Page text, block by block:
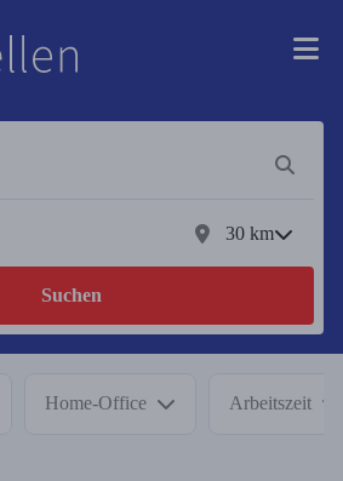
30 km
Suchen
Home-Office Arbeitszeit